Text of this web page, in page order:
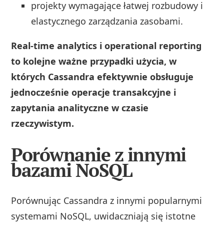
projekty wymagające łatwej rozbudowy i
elastycznego zarządzania zasobami.
Real-time analytics i operational reporting
to kolejne ważne przypadki użycia, w
których Cassandra efektywnie obsługuje
jednocześnie operacje transakcyjne i
zapytania analityczne w czasie
rzeczywistym.
Porównanie z innymi
bazami NoSQL
Porównując Cassandra z innymi popularnymi
systemami NoSQL, uwidaczniają się istotne